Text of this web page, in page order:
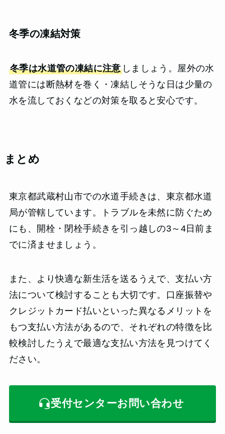
冬季の凍結対策
冬季は水道管の凍結に注意しましょう。屋外の水
道管には断熱材を巻く・凍結しそうな日は少量の
水を流しておくなどの対策を取ると安心です。
まとめ
東京都武蔵村山市での水道手続きは、東京都水道
局が管轄しています。トラブルを未然に防ぐため
にも、開栓・閉栓手続きを引っ越しの3～4日前ま
でに済ませましょう。
また、より快適な新生活を送るうえで、支払い方
法について検討することも大切です。口座振替や
クレジットカード払いといった異なるメリットを
もつ支払い方法があるので、それぞれの特徴を比
較検討したうえで最適な支払い方法を見つけてく
ださい。
受付センターお問い合わせ